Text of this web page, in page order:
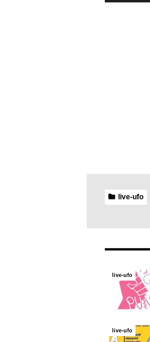
live-ufo
live-ufo
live-ufo